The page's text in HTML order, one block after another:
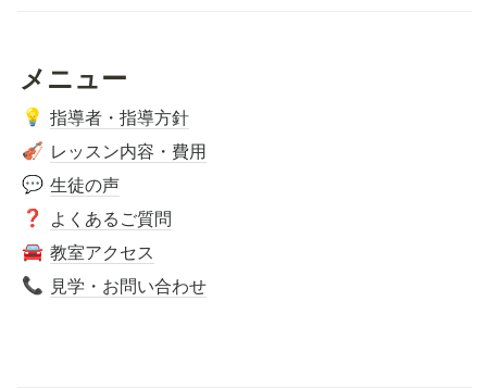
メニュー
💡 指導者・指導方針
🎻 レッスン内容・費用
💬 生徒の声
❓ よくあるご質問
🚘 教室アクセス
📞 見学・お問い合わせ